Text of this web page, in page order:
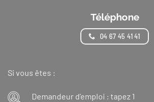
Téléphone
04 67 45 41 41
Si vous êtes :
Demandeur d’emploi : tapez 1